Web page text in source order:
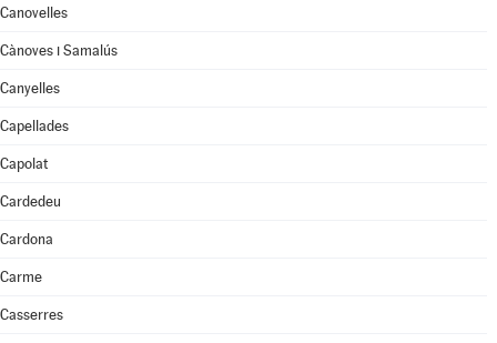
Canovelles
Cànoves i Samalús
Canyelles
Capellades
Capolat
Cardedeu
Cardona
Carme
Casserres